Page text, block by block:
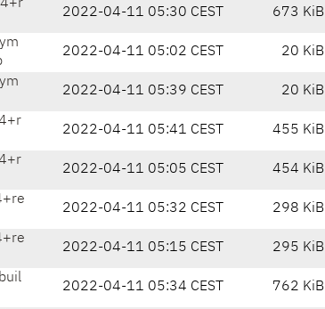
2022-04-11 05:30 CEST 673 KiB
2022-04-11 05:02 CEST 20 KiB
2022-04-11 05:39 CEST 20 KiB
2022-04-11 05:41 CEST 455 KiB
2022-04-11 05:05 CEST 454 KiB
2022-04-11 05:32 CEST 298 KiB
2022-04-11 05:15 CEST 295 KiB
2022-04-11 05:34 CEST 762 KiB